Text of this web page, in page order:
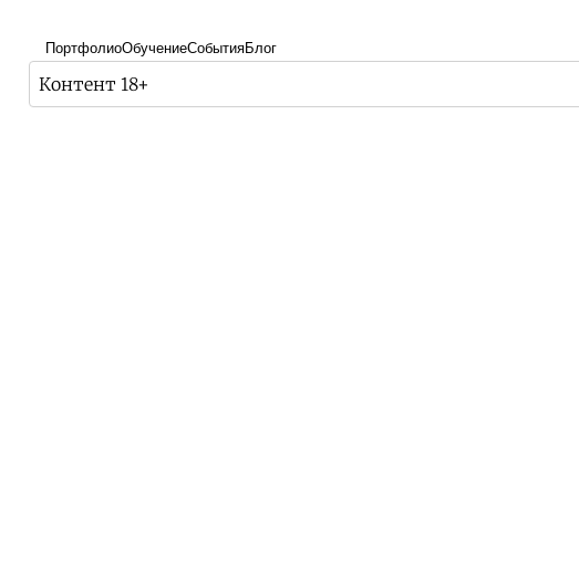
ПортфолиоОбучениеСобытияБлог
Контент 18+